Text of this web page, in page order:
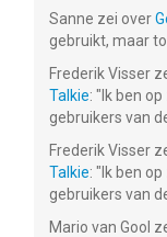
Sanne zei over
gebruikt, maar
Frederik Visser
Talkie: " Ik ben
gebruikers van de
Frederik Visser
Talkie: " Ik ben
gebruikers van de
Mario van Gool